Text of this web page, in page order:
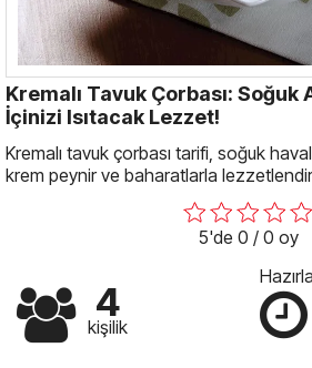
Kremalı Tavuk Çorbası: Soğuk
İçinizi Isıtacak Lezzet!
Kremalı tavuk çorbası tarifi, soğuk
krem peynir ve baharatlarla
5'de 0 / 0 oy
4
kişilik